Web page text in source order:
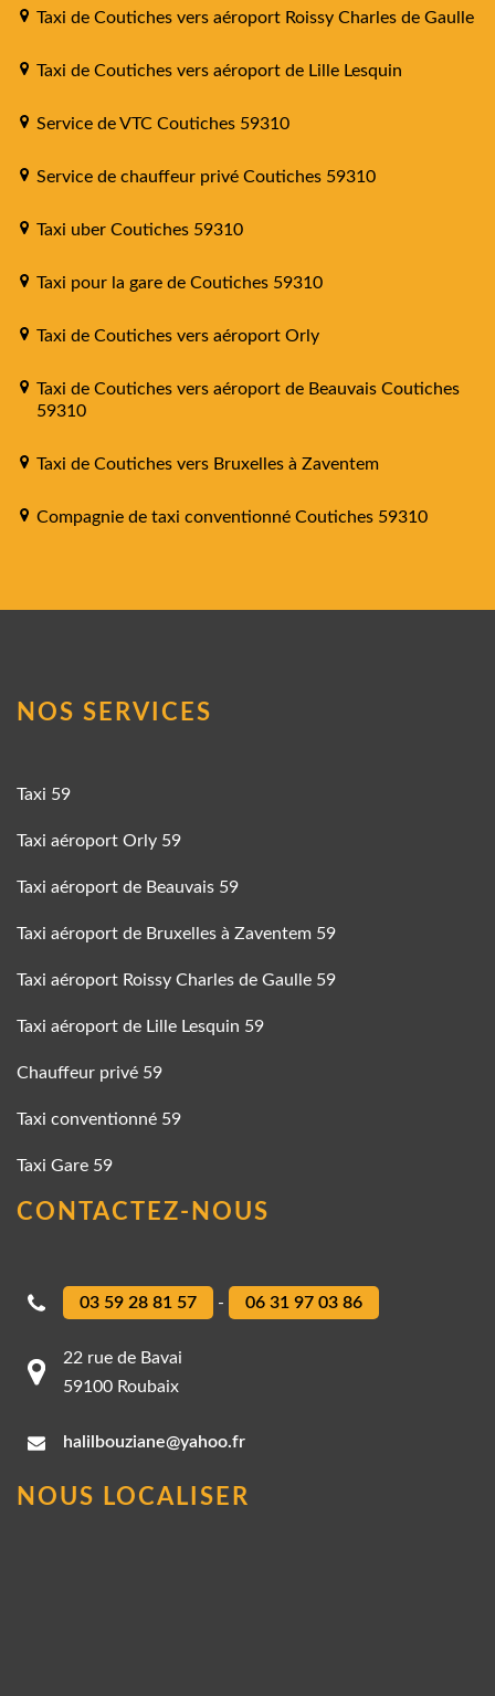
Taxi de Coutiches vers aéroport Roissy Charles de Gaulle
Taxi de Coutiches vers aéroport de Lille Lesquin
Service de VTC Coutiches 59310
Service de chauffeur privé Coutiches 59310
Taxi uber Coutiches 59310
Taxi pour la gare de Coutiches 59310
Taxi de Coutiches vers aéroport Orly
Taxi de Coutiches vers aéroport de Beauvais Coutiches
59310
Taxi de Coutiches vers Bruxelles à Zaventem
Compagnie de taxi conventionné Coutiches 59310
NOS SERVICES
Taxi 59
Taxi aéroport Orly 59
Taxi aéroport de Beauvais 59
Taxi aéroport de Bruxelles à Zaventem 59
Taxi aéroport Roissy Charles de Gaulle 59
Taxi aéroport de Lille Lesquin 59
Chauffeur privé 59
Taxi conventionné 59
Taxi Gare 59
CONTACTEZ-NOUS
03 59 28 81 57 - 06 31 97 03 86
22 rue de Bavai
59100 Roubaix
halilbouziane@yahoo.fr
NOUS LOCALISER